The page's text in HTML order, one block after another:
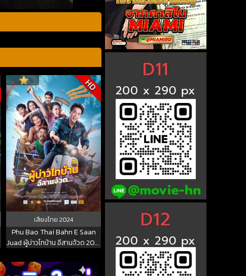
HD
เสียงไทย2024
Phu Bao Thai Bahn E Saan
Juad ผู้บ่าวไทบ้าน อีสานจ้วด 2021